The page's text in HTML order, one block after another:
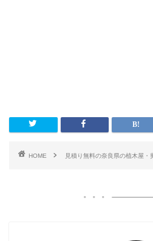
HOME 見積り無料の奈良県の植木屋・